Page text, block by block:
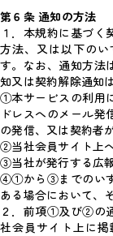
第６条 通知の方法
１．本規約に基づ
方法、又は以下の
す。なお、通知方法
知又は契約解除通知
①本サービスの利用
ドレスへのメール発
の発信、又は契約者
②当社会員サイト上
③当社が発行する広
④①から③までのいず
ある場合において、
２．前項①及び②の
社会員サイト上に